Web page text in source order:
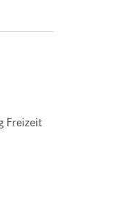
Freizeit